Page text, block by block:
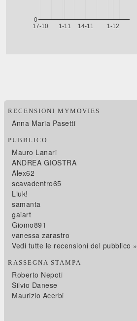
RECENSIONI MYMOVIES
Anna Maria Pasetti
PUBBLICO
Mauro Lanari
ANDREA GIOSTRA
Alex62
scavadentro65
Liuk!
samanta
gaiart
Giomo891
vanessa zarastro
Vedi tutte le recensioni del pubblico »
RASSEGNA STAMPA
Roberto Nepoti
Silvio Danese
Maurizio Acerbi